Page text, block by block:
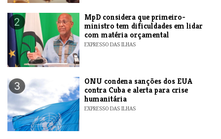
2
MpD considera que primeiro-
ministro tem dificuldades em lidar
com matéria orçamental
EXPRESSO DAS ILHAS
3
ONU condena sanções dos EUA
contra Cuba e alerta para crise
humanitária
EXPRESSO DAS ILHAS